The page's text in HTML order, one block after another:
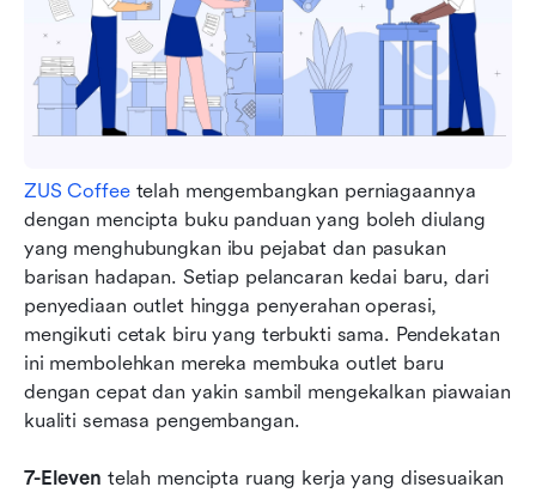
ZUS Coffee telah mengembangkan perniagaannya
dengan mencipta buku panduan yang boleh diulang
yang menghubungkan ibu pejabat dan pasukan
barisan hadapan. Setiap pelancaran kedai baru, dari
penyediaan outlet hingga penyerahan operasi,
mengikuti cetak biru yang terbukti sama. Pendekatan
ini membolehkan mereka membuka outlet baru
dengan cepat dan yakin sambil mengekalkan piawaian
kualiti semasa pengembangan.
7-Eleven telah mencipta ruang kerja yang disesuaikan